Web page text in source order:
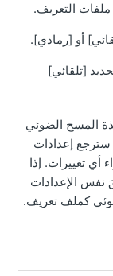
التعريف.
أو [رمادي].
[تلقائي]
المسح الضوئي
إعدادات
أي تغييرات. إذا
نفس الإعدادات
كملف تعريف.